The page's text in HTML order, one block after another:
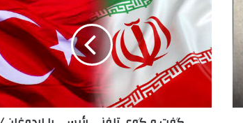
ت
گ
و
ی
ل